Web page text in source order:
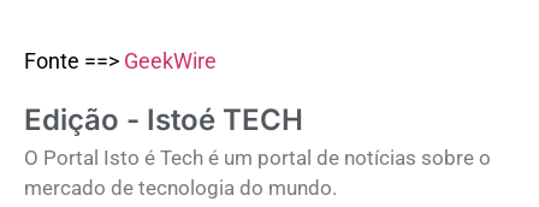
Fonte ==> GeekWire
Edição - Istoé TECH
O Portal Isto é Tech é um portal de notícias sobre o
mercado de tecnologia do mundo.